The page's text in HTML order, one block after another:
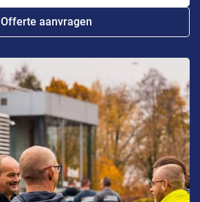
Offerte aanvragen